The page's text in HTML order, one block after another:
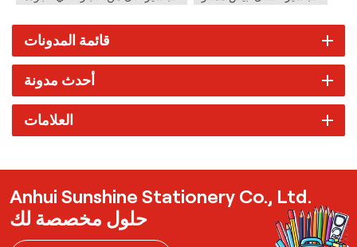
قائمة المدونات
أحدث مدونة
العلامات
Anhui Sunshine Stationery Co., Ltd.
حلول مخصصة لك